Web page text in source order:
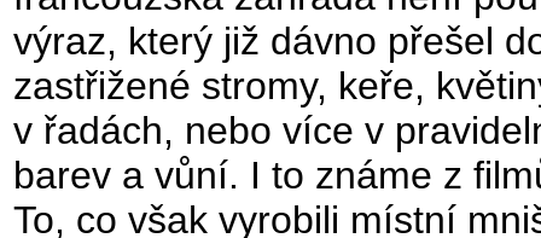
výraz, který již dávno přešel
zastřižené stromy, keře,
v řadách, nebo více v
barev a vůní. I to známe z
To, co však vyrobili místní